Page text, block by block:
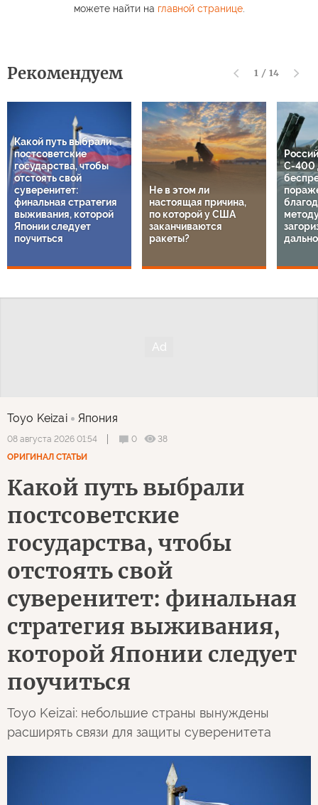
можете найти на главной странице.
Рекомендуем 1 / 14
Какой путь выбрали
постсоветские
государства, чтобы
отстоять свой
суверенитет:
финальная стратегия
выживания, которой
Японии следует
поучиться
Не в этом ли
настоящая причина,
по которой у США
заканчиваются
ракеты?
С-400
Toyo Keizai Япония
08 августа 2026 01:54 0
38
ОРИГИНАЛ СТАТЬИ
Какой путь выбрали
постсоветские
государства, чтобы
отстоять свой
суверенитет: финальная
стратегия выживания,
которой Японии следует
поучиться
Toyo Keizai: небольшие страны вынуждены
расширять связи для защиты суверенитета